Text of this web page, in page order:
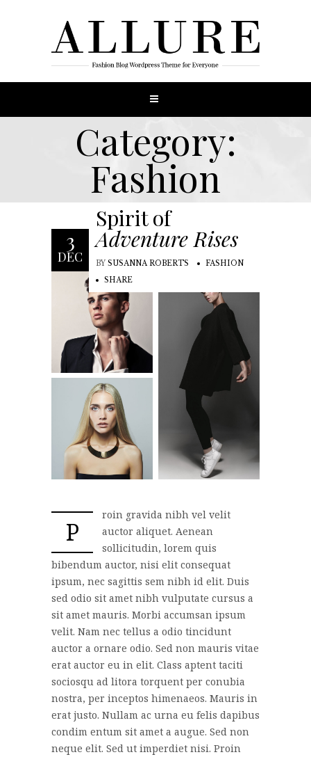
Category:
Fashion
3
DEC
Spirit of
Adventure Rises
BY SUSANNA ROBERTS
FASHION
SHARE
P
roin gravida nibh vel velit
auctor aliquet. Aenean
sollicitudin, lorem quis
bibendum auctor, nisi elit consequat
ipsum, nec sagittis sem nibh id elit. Duis
sed odio sit amet nibh vulputate cursus a
sit amet mauris. Morbi accumsan ipsum
velit. Nam nec tellus a odio tincidunt
auctor a ornare odio. Sed non mauris vitae
erat auctor eu in elit. Class aptent taciti
sociosqu ad litora torquent per conubia
nostra, per inceptos himenaeos. Mauris in
erat justo. Nullam ac urna eu felis dapibus
condim entum sit amet a augue. Sed non
neque elit. Sed ut imperdiet nisi. Proin